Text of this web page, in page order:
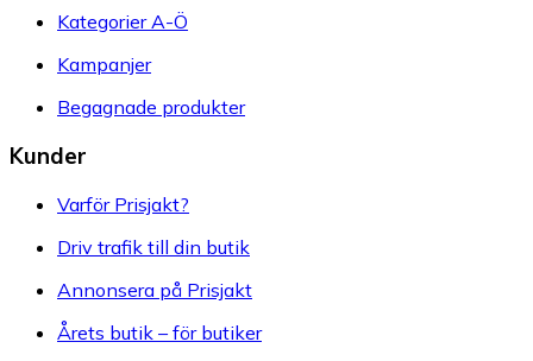
Kategorier A-Ö
Kampanjer
Begagnade produkter
Kunder
Varför Prisjakt?
Driv trafik till din butik
Annonsera på Prisjakt
Årets butik – för butiker